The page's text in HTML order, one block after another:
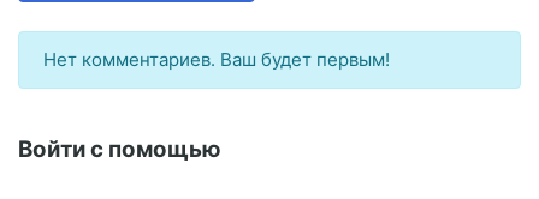
Нет комментариев. Ваш будет первым!
Войти с помощью